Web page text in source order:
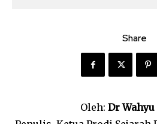
Share
Oleh: Dr